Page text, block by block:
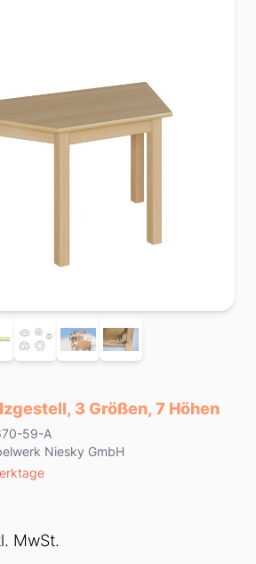
3 Größen, 7 Höhen
59-A
Niesky GmbH
MwSt.